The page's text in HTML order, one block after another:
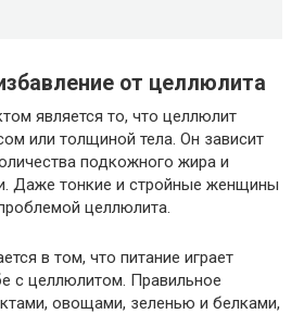
от целлюлита
является то, что целлюлит
или толщиной тела. Он зависит
подкожного жира и
Даже тонкие и стройные женщины
целлюлита.
в том, что питание играет
с целлюлитом. Правильное
овощами, зеленью и белками,